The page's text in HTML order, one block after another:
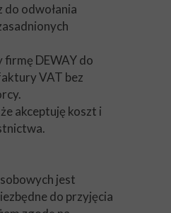
do odwołania
firmę DEWAY do
VAT bez
akceptuję koszt i
jest
do przyjęcia